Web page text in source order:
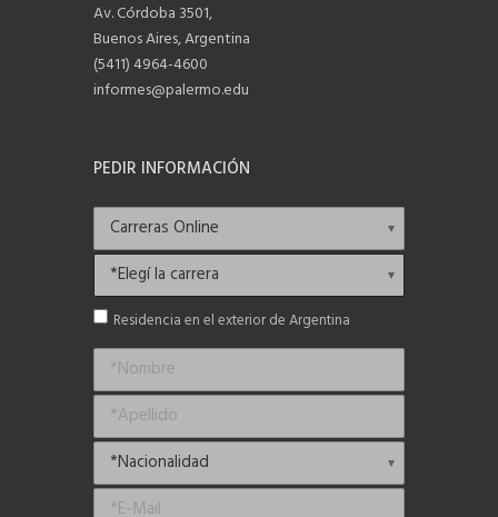
Av. Córdoba 3501,
Buenos Aires, Argentina
(5411) 4964-4600
informes@palermo.edu
PEDIR INFORMACIÓN
Residencia en el exterior de Argentina